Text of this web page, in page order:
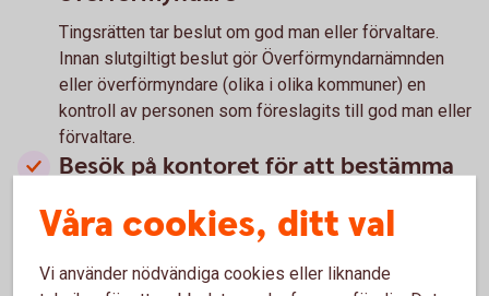
Tingsrätten tar beslut om god man eller förvaltare.
Innan slutgiltigt beslut gör Överförmyndarnämnden
eller överförmyndare (olika i olika kommuner) en
kontroll av personen som föreslagits till god man eller
förvaltare.
Besök på kontoret för att bestämma
Du - eller annan - som blivit utsedd till god man eller
förvaltare är välkommen in på ett kontor så hjälper vi
dig med upplägget. Ta med dig något av följande
Våra cookies, ditt val
Vi använder nödvändiga cookies eller liknande